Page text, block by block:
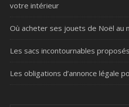
votre intérieur
Où acheter ses jouets de Noël au
Les sacs incontournables
Les obligations d’annonce légale